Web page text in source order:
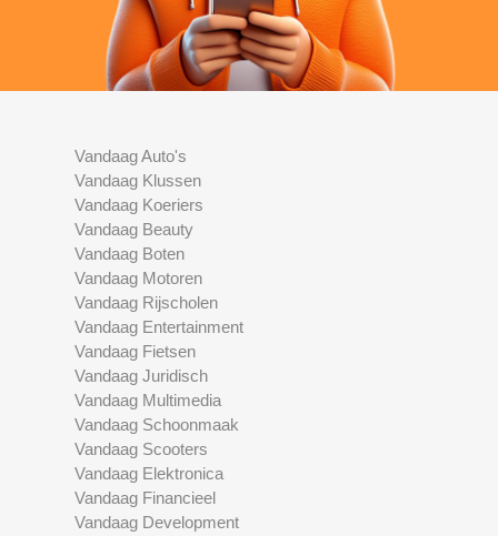
Vandaag Auto's
Vandaag Klussen
Vandaag Koeriers
Vandaag Beauty
Vandaag Boten
Vandaag Motoren
Vandaag Rijscholen
Vandaag Entertainment
Vandaag Fietsen
Vandaag Juridisch
Vandaag Multimedia
Vandaag Schoonmaak
Vandaag Scooters
Vandaag Elektronica
Vandaag Financieel
Vandaag Development